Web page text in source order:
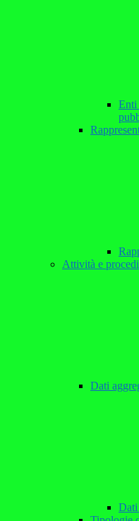
Enti
Attività e
Dati
Dati